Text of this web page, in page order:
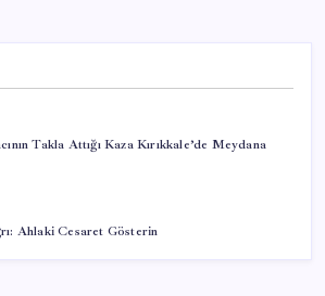
Takla Attığı Kaza Kırıkkale’de Meydana
Ahlaki Cesaret Gösterin